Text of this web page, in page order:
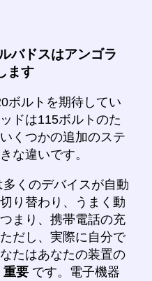
バドスはアンゴラ
ます
ボルトを期待してい
ドは115ボルトのた
くつかの追加のステ
な違いです。
くのデバイスが自動
り替わり、うまく動
まり、携帯電話の充
だし、実際に自分で
たはあなたの装置の
重要 です。電子機器